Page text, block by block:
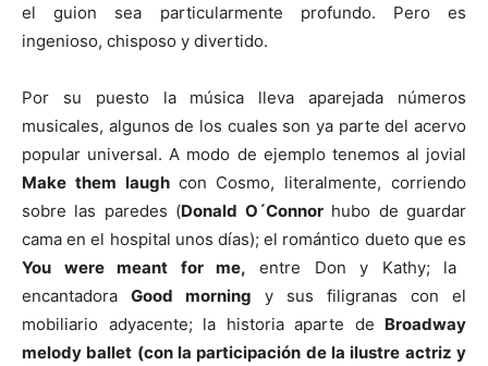
el guion sea particularmente profundo. Pero es
ingenioso, chisposo y divertido.
Por su puesto la música lleva aparejada números
musicales, algunos de los cuales son ya parte del acervo
popular universal. A modo de ejemplo tenemos al jovial
Make them laugh con Cosmo, literalmente, corriendo
sobre las paredes (Donald O´Connorhubo de guardar
cama en el hospital unos días); el romántico dueto que es
You were meant for me, entre Don y Kathy; la
encantadora Good morning y sus filigranas con el
mobiliario adyacente; la historia aparte de Broadway
melody ballet (con la participación de la ilustre actriz y